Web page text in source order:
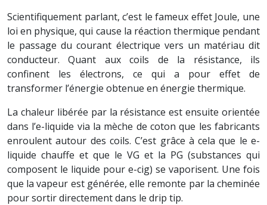
Scientifiquement parlant, c’est le fameux effet Joule, une
loi en physique, qui cause la réaction thermique pendant
le passage du courant électrique vers un matériau dit
conducteur. Quant aux coils de la résistance, ils
confinent les électrons, ce qui a pour effet de
transformer l’énergie obtenue en énergie thermique.
La chaleur libérée par la résistance est ensuite orientée
dans l’e-liquide via la mèche de coton que les fabricants
enroulent autour des coils. C’est grâce à cela que le e-
liquide chauffe et que le VG et la PG (substances qui
composent le liquide pour e-cig) se vaporisent. Une fois
que la vapeur est générée, elle remonte par la cheminée
pour sortir directement dans le drip tip.